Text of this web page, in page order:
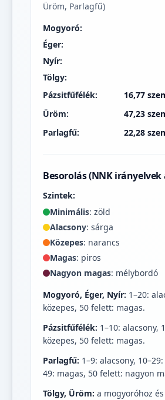
Üröm, Parlagfű)
Mogyoró:
Éger:
Nyír:
Tölgy:
Pázsitfűfélék:
16,77
Üröm: 47,23
Parlagfű: 22,28
Besorolás (NNK
Szintek:
Minimális: zöld
Alacsony: sárga
Közepes: narancs
Magas: piros
Nagyon magas: mélybordó
Mogyoró, Éger, Nyír: 1–20:
közepes, 50 felett: magas.
Pázsitfűfélék: 1–10: alacsony,
közepes, 50 felett: magas.
Parlagfű: 1–9: alacsony,
49: magas, 50 felett: nagyon
Tölgy, Üröm: a mogyoróhoz